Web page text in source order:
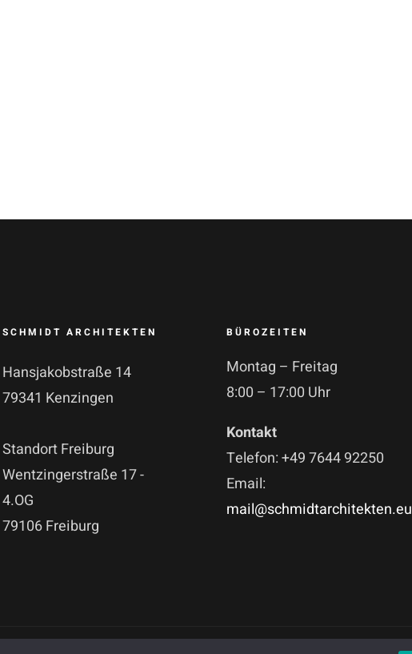
SCHMIDT ARCHITEKTEN
Hansjakobstraße 14
79341 Kenzingen
Standort Freiburg
Wentzingerstraße 17 -
4.OG
79106 Freiburg
BÜROZEITEN
Montag – Freitag
8:00 – 17:00 Uhr
Kontakt
Telefon: +49 7644 92250
Email:
mail@schmidtarchitekten.eu